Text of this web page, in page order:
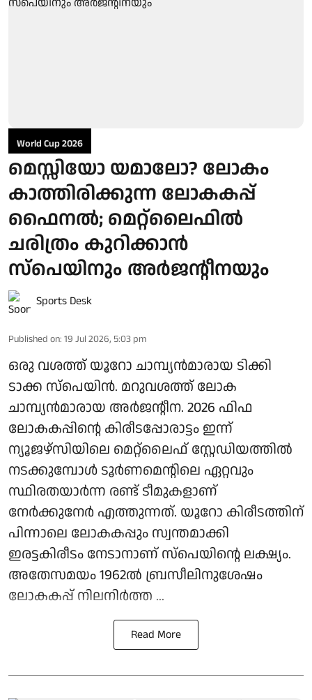
World Cup 2026
മെസ്സിയോ യമാലോ? ലോകം
കാത്തിരിക്കുന്ന ലോകകപ്പ്
ഫൈനൽ; മെറ്റ്ലൈഫിൽ
ചരിത്രം കുറിക്കാൻ
സ്പെയിനും അർജന്റീനയും
Sports Desk
Published on: 19 Jul 2026, 5:03 pm
ഒരു വശത്ത് യൂറോ ചാമ്പ്യൻമാരായ ടിക്കി
ടാക്ക സ്പെയിൻ. മറുവശത്ത് ലോക
ചാമ്പ്യൻമാരായ അർജന്റീന. 2026 ഫിഫ
ലോകകപ്പിന്റെ കിരീടപ്പോരാട്ടം ഇന്ന്
ന്യൂജഴ്‌സിയിലെ മെറ്റ്‌ലൈഫ് സ്റ്റേഡിയത്തിൽ
നടക്കുമ്പോൾ ടൂർണമെന്റിലെ ഏറ്റവും
സ്ഥിരതയാർന്ന രണ്ട് ടീമുകളാണ്
നേർക്കുനേർ എത്തുന്നത്. യൂറോ കിരീടത്തിന്
പിന്നാലെ ലോകകപ്പും സ്വന്തമാക്കി
ഇരട്ടകിരീടം നേടാനാണ് സ്പെയിന്റെ ലക്ഷ്യം.
അതേസമയം 1962ൽ ബ്രസീലിനുശേഷം
ലോകകപ്പ് നിലനിർത്ത ...
Read More